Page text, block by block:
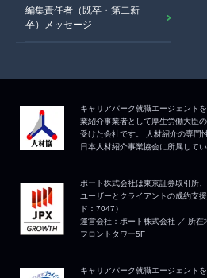
編集責任者（既卒・第二新
卒）メッセージ